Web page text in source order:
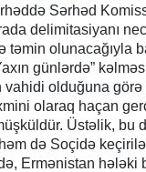
Sərhəd
delimitasiyanı
təmin olunacağıyla
günlərdə”
vahidi olduğuna
olaraq haçan
Üstəlik, bu
də Soçidə
Ermənistan hələki